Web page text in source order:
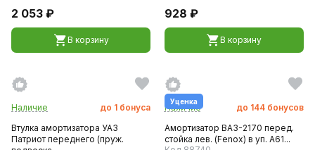
2 053 ₽
В корзину
928 ₽
В корзину
Наличие до 1 бонуса
Втулка амортизатора УАЗ
Патриот переднего (пруж.
Уценка
Наличие до 144 бонусов
Амортизатор ВАЗ-2170 перед.
стойка лев. (Fenox) в уп. A61...